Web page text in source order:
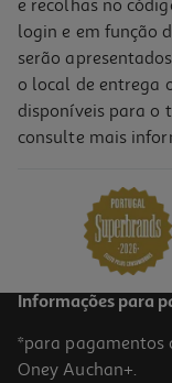
Caixa De Arrumação
e recolhas no
login e em função
serão
o local de entrega
disponíveis para o
consulte mais
Informações para
*para pagamentos
Oney Auchan+.